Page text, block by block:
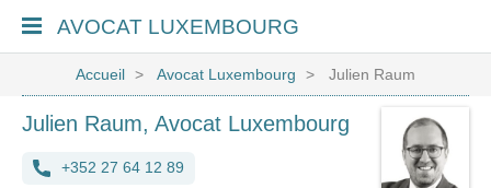
AVOCAT LUXEMBOURG
Accueil Avocat Luxembourg Julien Raum
Julien Raum, Avocat Luxembourg
+352 27 64 12 89